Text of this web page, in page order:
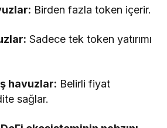
Birden fazla token içerir.
Sadece tek token yatırımı
havuzlar: Belirli fiyat
sağlar.